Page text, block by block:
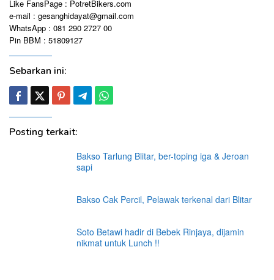
Like FansPage : PotretBikers.com
e-mail : gesanghidayat@gmail.com
WhatsApp : 081 290 2727 00
Pin BBM : 51809127
Sebarkan ini:
Posting terkait:
Bakso Tarlung Blitar, ber-toping iga & Jeroan
sapi
Bakso Cak Percil, Pelawak terkenal dari Blitar
Soto Betawi hadir di Bebek Rinjaya, dijamin
nikmat untuk Lunch !!